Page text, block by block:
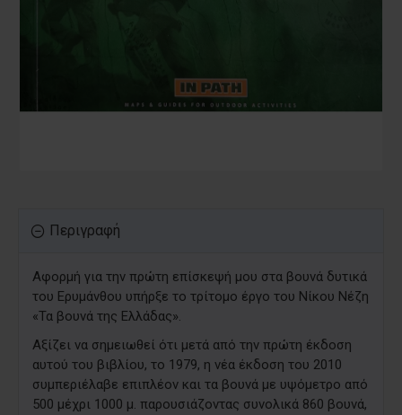
Περιγραφή
Αφορμή για την πρώτη επίσκεψή μου στα βουνά δυτικά
του Ερυμάνθου υπήρξε το τρίτομο έργο του Νίκου Νέζη
«Τα βουνά της Ελλάδας».
Αξίζει να σημειωθεί ότι μετά από την πρώτη έκδοση
αυτού του βιβλίου, το 1979, η νέα έκδοση του 2010
συμπεριέλαβε επιπλέον και τα βουνά με υψόμετρο από
500 μέχρι 1000 μ. παρουσιάζοντας συνολικά 860 βουνά,